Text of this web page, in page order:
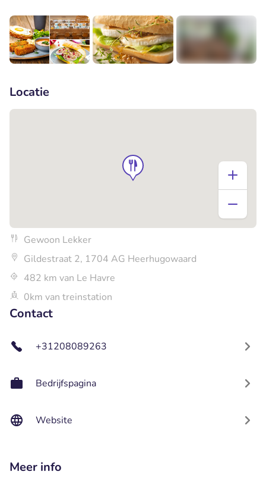
Locatie
Gewoon Lekker
Gildestraat 2, 1704 AG Heerhugowaard
482 km van Le Havre
0km van treinstation
Contact
+31208089263
Bedrijfspagina
Website
Meer info